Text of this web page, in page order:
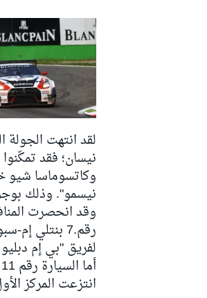
سباقات التحمّل
نيسان؛ فقد
نيسمو". وذلك بوجود 61 سيارةً تتنافس على
وقد انحصرت
لفريق "بي إم دبليو سبورتز
انتزعت المركز